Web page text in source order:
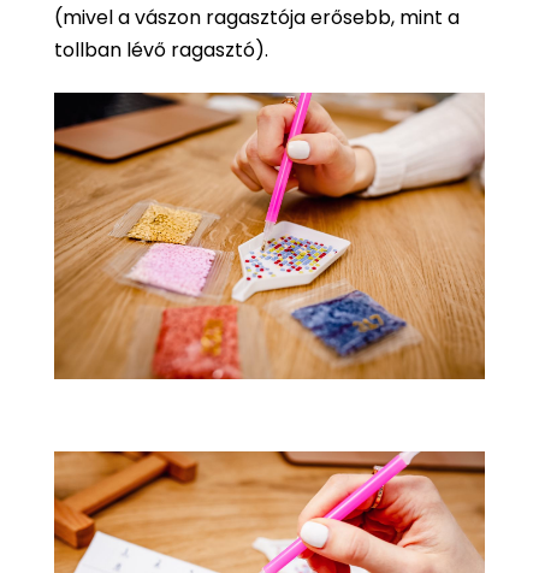
(mivel a vászon ragasztója erősebb, mint a
tollban lévő ragasztó).